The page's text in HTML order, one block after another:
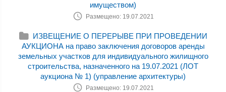
имуществом)
Размещено: 19.07.2021
ИЗВЕЩЕНИЕ О ПЕРЕРЫВЕ ПРИ ПРОВЕДЕНИИ
АУКЦИОНА на право заключения договоров аренды
земельных участков для индивидуального жилищного
строительства, назначенного на 19.07.2021 (ЛОТ
аукциона № 1) (управление архитектуры)
Размещено: 19.07.2021